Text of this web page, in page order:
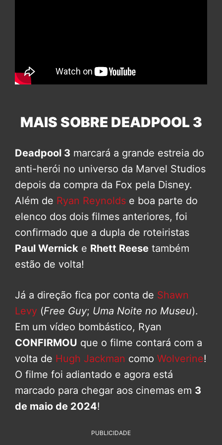
MAIS SOBRE DEADPOOL 3
Deadpool 3 marcará a grande estreia do
anti-herói no universo da Marvel Studios
depois da compra da Fox pela Disney.
Além de Ryan Reynolds e boa parte do
elenco dos dois filmes anteriores, foi
confirmado que a dupla de roteiristas
Paul Wernick e Rhett Reese também
estão de volta!
Já a direção fica por conta de Shawn
Levy (Free Guy; Uma Noite no Museu).
Em um vídeo bombástico, Ryan
CONFIRMOU que o filme contará com a
volta de Hugh Jackman como Wolverine!
O filme foi adiantado e agora está
marcado para chegar aos cinemas em 3
de maio de 2024!
PUBLICIDADE